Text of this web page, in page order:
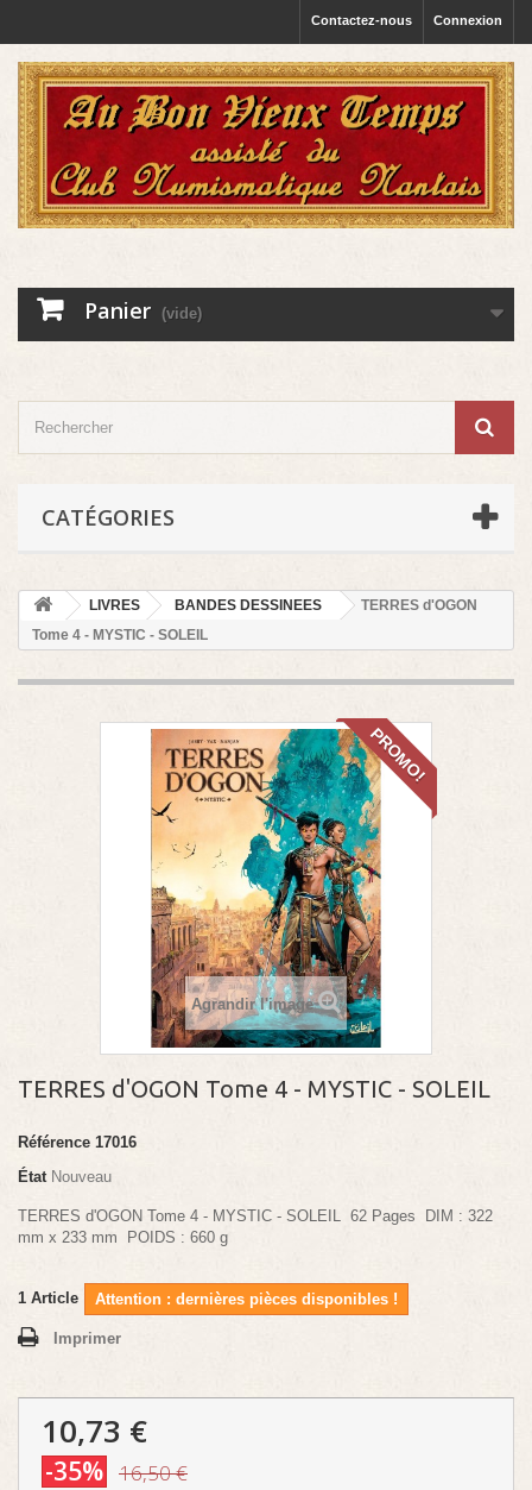
Connexion
Contactez-nous
Panier (vide)
CATÉGORIES
LIVRES BANDES DESSINEES
TERRES d'OGON
Tome 4 - MYSTIC - SOLEIL
PROMO!
Agrandir l'image
TERRES d'OGON Tome 4 - MYSTIC - SOLEIL
Référence 17016
État Nouveau
TERRES d'OGON Tome 4 - MYSTIC - SOLEIL 62 Pages DIM : 322
mm x 233 mm POIDS : 660 g
1 Article Attention : dernières pièces disponibles !
Imprimer
10,73 €
-35% 16,50 €